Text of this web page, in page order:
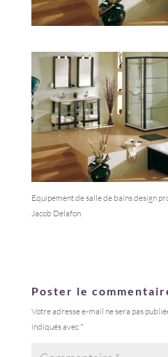
Equipement de salle de bains design
Jacob Delafon
Poster le
Votre adresse e-mail ne sera pas
indiqués avec *